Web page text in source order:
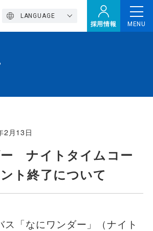
採用情報
LANGUAGE
MENU
2月13日
ナイトタイムコー
ト終了について
ス「なにワンダー」（ナイト